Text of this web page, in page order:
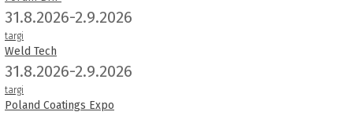
31.8.2026-2.9.2026
targi
Weld Tech
31.8.2026-2.9.2026
targi
Poland Coatings Expo